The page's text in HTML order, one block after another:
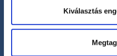
Kiválasztás